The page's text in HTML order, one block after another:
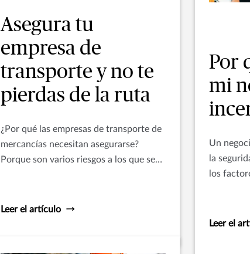
Asegura tu
empresa de
transporte y no te
pierdas de la ruta
¿Por qué las empresas de transporte de
mercancías necesitan asegurarse?
Porque son varios riesgos a los que se
Leer el artículo
Por
mi
Un
la
los
Leer el